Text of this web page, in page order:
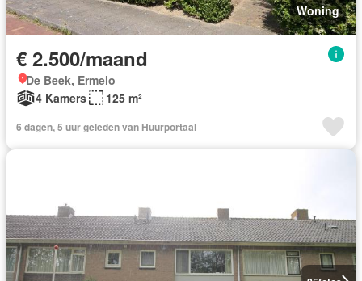
Woning
€ 2.500/maand
De Beek, Ermelo
4 Kamers
125 m²
6 dagen, 5 uur geleden van Huurportaal